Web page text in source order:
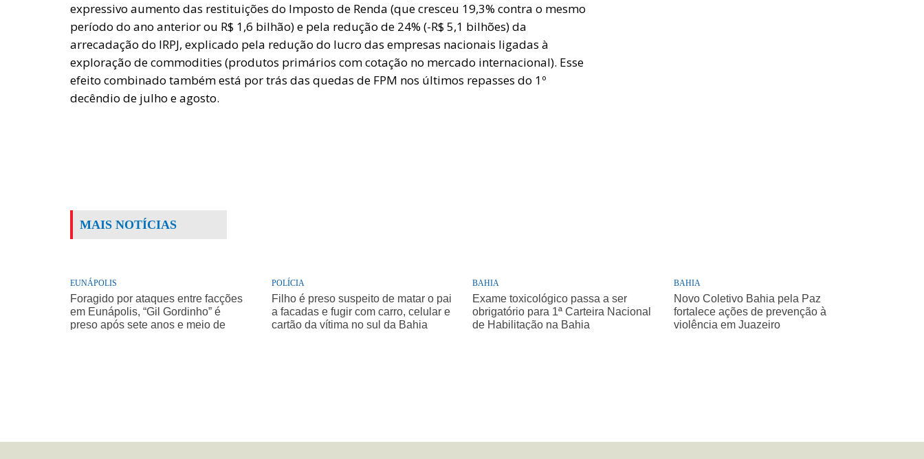
expressivo aumento das restituições do Imposto de Renda (que cresceu 19,3% contra o mesmo
período do ano anterior ou R$ 1,6 bilhão) e pela redução de 24% (-R$ 5,1 bilhões) da
arrecadação do IRPJ, explicado pela redução do lucro das empresas nacionais ligadas à
exploração de commodities (produtos primários com cotação no mercado internacional). Esse
efeito combinado também está por trás das quedas de FPM nos últimos repasses do 1º
decêndio de julho e agosto.
MAIS NOTÍCIAS
EUNÁPOLIS
Foragido por ataques entre facções
em Eunápolis, “Gil Gordinho” é
preso após sete anos e meio de
POLÍCIA
Filho é preso suspeito de matar o pai
a facadas e fugir com carro, celular e
cartão da vítima no sul da Bahia
BAHIA
Exame toxicológico passa a ser
obrigatório para 1ª Carteira Nacional
de Habilitação na Bahia
BAHIA
Novo Coletivo Bahia pela Paz
fortalece ações de prevenção à
violência em Juazeiro